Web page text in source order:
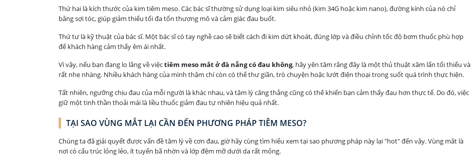
Thứ hai là kích thước của kim tiêm meso. Các bác sĩ thường sử dụng loại kim siêu nhỏ (kim 34G hoặc kim nano), đường kính của nó chỉ
bằng sợi tóc, giúp giảm thiểu tối đa tổn thương mô và cảm giác đau buốt.
Thứ tư là kỹ thuật của bác sĩ. Một bác sĩ có tay nghề cao sẽ biết cách đi kim dứt khoát, đúng lớp và điều chỉnh tốc độ bơm thuốc phù hợp
để khách hàng cảm thấy êm ái nhất.
Vì vậy, nếu bạn đang lo lắng về việctiêm meso mắt ở đà nẵng có đau không, hãy yên tâm rằng đây là một thủ thuật xâm lấn tối thiểu và
rất nhẹ nhàng. Nhiều khách hàng của mình thậm chí còn có thể thư giãn, trò chuyện hoặc lướt điện thoại trong suốt quá trình thực hiện.
Tất nhiên, ngưỡng chịu đau của mỗi người là khác nhau, và tâm lý căng thẳng cũng có thể khiến bạn cảm thấy đau hơn thực tế. Do đó, việc
giữ một tinh thần thoải mái là liều thuốc giảm đau tự nhiên hiệu quả nhất.
TẠI SAO VÙNG MẮT LẠI CẦN ĐẾN PHƯƠNG PHÁP TIÊM MESO?
Chúng ta đã giải quyết được vấn đề tâm lý về cơn đau, giờ hãy cùng tìm hiểu xem tại sao phương pháp này lại "hot" đến vậy. Vùng mắt là
nơi có cấu trúc lỏng lẻo, ít tuyến bã nhờn và lớp đệm mỡ dưới da rất mỏng.